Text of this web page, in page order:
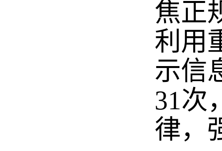
焦正
利用
示信
31次
律，